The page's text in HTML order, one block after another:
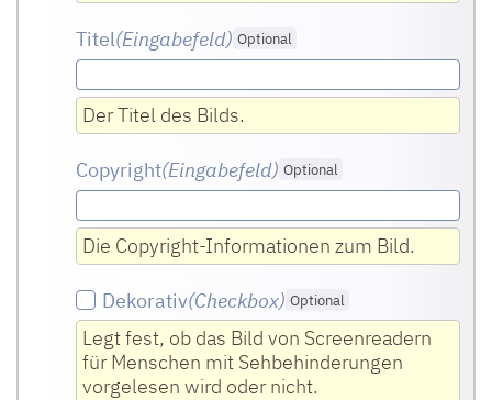
Titel(Eingabefeld) Optional
Der Titel des Bilds.
Copyright(Eingabefeld) Optional
Die Copyright-Informationen zum Bild.
Dekorativ(Checkbox) Optional
Legt fest, ob das Bild von Screenreadern
für Menschen mit Sehbehinderungen
vorgelesen wird oder nicht.